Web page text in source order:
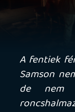
- A vezetési
bevenni meg
járműves
sebzések
simán
egy verda